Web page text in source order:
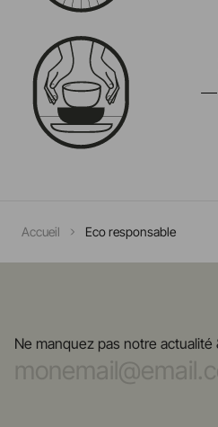
Accueil Eco responsable
Ne manquez pas notre actualité